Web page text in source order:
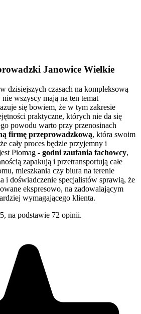
Janowice Wielkie
dzisiejszych czasach na kompleksową
wszyscy mają na ten temat
się bowiem, że w tym zakresie
praktyczne, których nie da się
powodu warto przy przenosinach
firmę przeprowadzkową, która swoim
cały proces będzie przyjemny i
Piomag - godni zaufania fachowcy,
zapakują i przetransportują całe
mieszkania czy biura na terenie
i doświadczenie specjalistów sprawią, że
ekspresowo, na zadowalającym
wymagającego klienta.
na podstawie 72 opinii.